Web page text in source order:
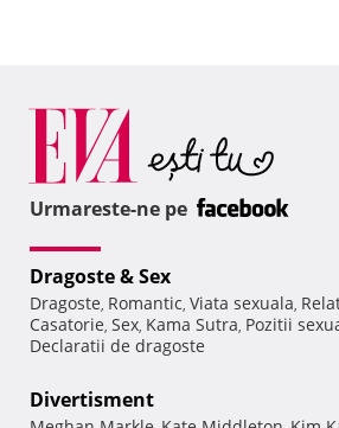
Urmareste-ne pe
Dragoste & Sex
Dragoste, Romantic, Viata sexuala,
Casatorie, Sex, Kama Sutra, Pozitii
Declaratii de dragoste
Divertisment